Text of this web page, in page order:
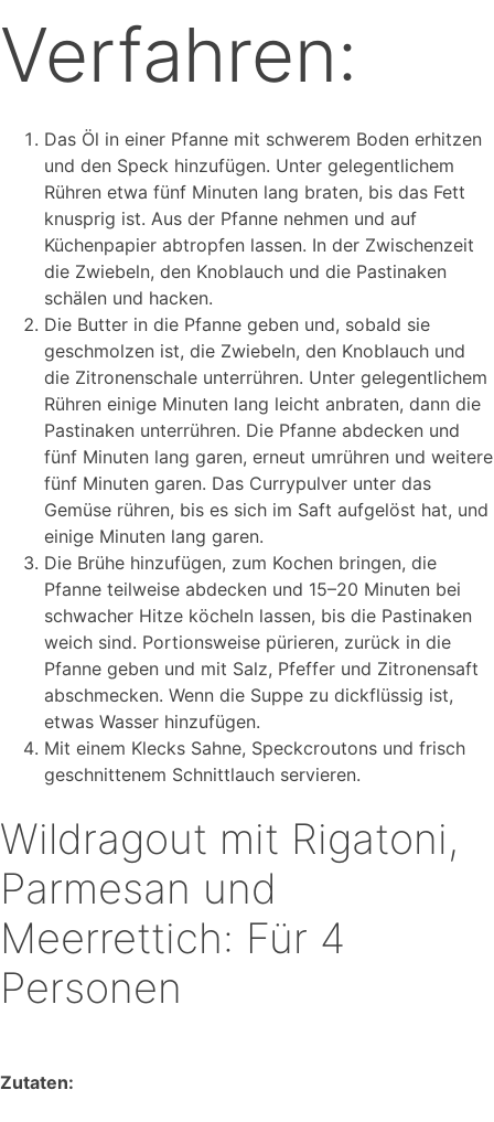
Verfahren:
Das Öl in einer Pfanne mit schwerem Boden erhitzen
und den Speck hinzufügen. Unter gelegentlichem
Rühren etwa fünf Minuten lang braten, bis das Fett
knusprig ist. Aus der Pfanne nehmen und auf
Küchenpapier abtropfen lassen. In der Zwischenzeit
die Zwiebeln, den Knoblauch und die Pastinaken
schälen und hacken.
Die Butter in die Pfanne geben und, sobald sie
geschmolzen ist, die Zwiebeln, den Knoblauch und
die Zitronenschale unterrühren. Unter gelegentlichem
Rühren einige Minuten lang leicht anbraten, dann die
Pastinaken unterrühren. Die Pfanne abdecken und
fünf Minuten lang garen, erneut umrühren und weitere
fünf Minuten garen. Das Currypulver unter das
Gemüse rühren, bis es sich im Saft aufgelöst hat, und
einige Minuten lang garen.
Die Brühe hinzufügen, zum Kochen bringen, die
Pfanne teilweise abdecken und 15–20 Minuten bei
schwacher Hitze köcheln lassen, bis die Pastinaken
weich sind. Portionsweise pürieren, zurück in die
Pfanne geben und mit Salz, Pfeffer und Zitronensaft
abschmecken. Wenn die Suppe zu dickflüssig ist,
etwas Wasser hinzufügen.
Mit einem Klecks Sahne, Speckcroutons und frisch
geschnittenem Schnittlauch servieren.
Wildragout mit Rigatoni,
Parmesan und
Meerrettich: Für 4
Personen
Zutaten: